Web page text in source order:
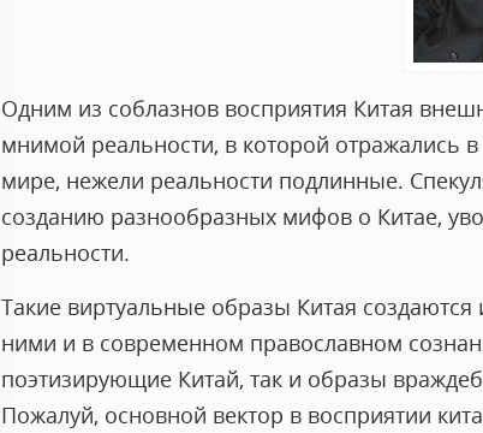
Одним из соблазнов восприятия Китая
мнимой реальности, в которой отражались
мире, нежели реальности подлинные.
созданию разнообразных мифов о Китае,
реальности.
Такие виртуальные образы Китая
ними и в современном православном
поэтизирующие Китай, так и образы
Пожалуй, основной вектор в восприятии